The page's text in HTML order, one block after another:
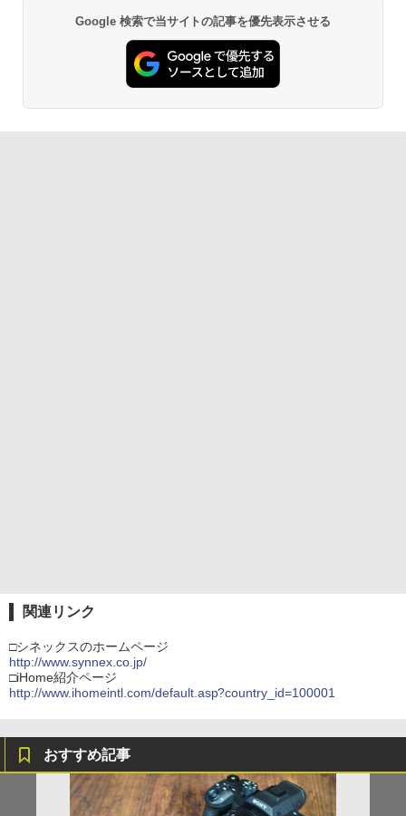
Google 検索で当サイトの記事を優先表示させる
関連リンク
□シネックスのホームページ
http://www.synnex.co.jp/
□iHome紹介ページ
http://www.ihomeintl.com/default.asp?country_id=100001
おすすめ記事